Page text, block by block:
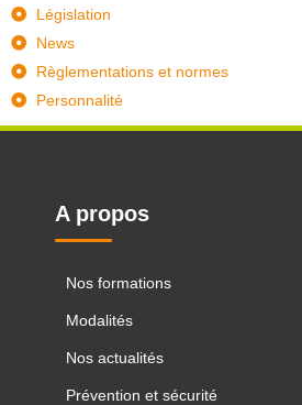
Législation
News
Règlementations et normes
Personnalité
A propos
Nos formations
Modalités
Nos actualités
Prévention et sécurité